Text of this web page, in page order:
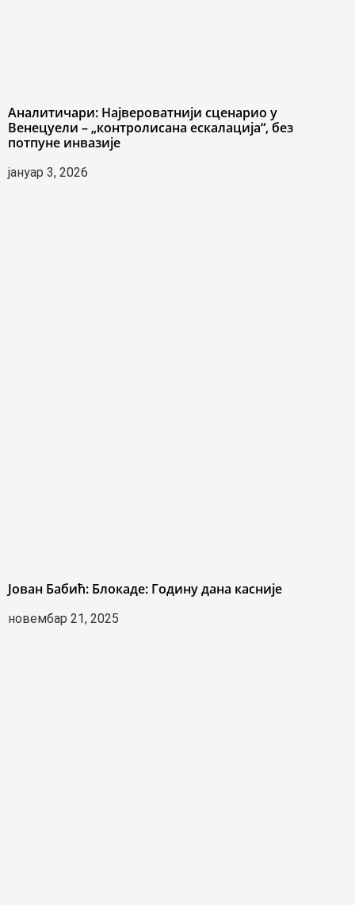
Аналитичари: Највероватнији сценарио у
Венецуели – „контролисана ескалација“, без
потпуне инвазије
јануар 3, 2026
Јован Бабић: Блокаде: Годину дана касније
новембар 21, 2025